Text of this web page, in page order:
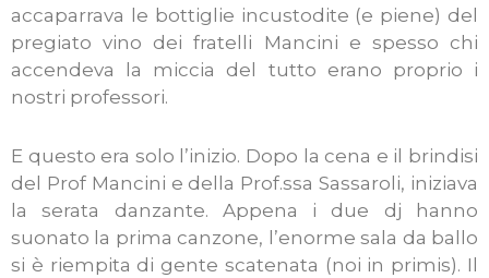
accaparrava le bottiglie incustodite (e piene) del
pregiato vino dei fratelli Mancini e spesso chi
accendeva la miccia del tutto erano proprio i
nostri professori.
E questo era solo l’inizio. Dopo la cena e il brindisi
del Prof Mancini e della Prof.ssa Sassaroli, iniziava
la serata danzante. Appena i due dj hanno
suonato la prima canzone, l’enorme sala da ballo
si è riempita di gente scatenata (noi in primis). Il